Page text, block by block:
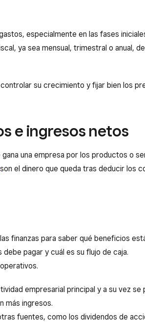
especialmente en las fases
ya sea mensual, trimestral o anual,
su crecimiento y fijar bien los
e ingresos netos
una empresa por los productos o
son el dinero que queda tras deducir los
finanzas para saber qué beneficios
pagar y cuál es su flujo de caja.
empresarial principal y a su vez
más ingresos.
fuentes, como los dividendos de